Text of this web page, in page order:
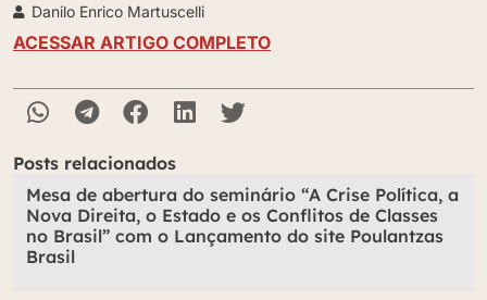
Danilo Enrico Martuscelli
ACESSAR ARTIGO COMPLETO
Posts relacionados
Mesa de abertura do seminário “A Crise Política, a
Nova Direita, o Estado e os Conflitos de Classes
no Brasil” com o Lançamento do site Poulantzas
Brasil